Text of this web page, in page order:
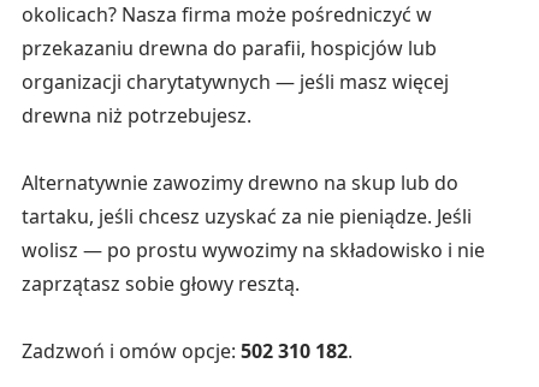
okolicach? Nasza firma może pośredniczyć w
przekazaniu drewna do parafii, hospicjów lub
organizacji charytatywnych — jeśli masz więcej
drewna niż potrzebujesz.
Alternatywnie zawozimy drewno na skup lub do
tartaku, jeśli chcesz uzyskać za nie pieniądze. Jeśli
wolisz — po prostu wywozimy na składowisko i nie
zaprzątasz sobie głowy resztą.
Zadzwoń i omów opcje: 502 310 182.